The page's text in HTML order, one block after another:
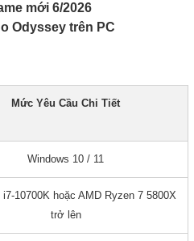
mới 6/2026
Odyssey trên PC
Mức Yêu Cầu Chi Tiết
Windows 10 / 11
i7-10700K hoặc AMD Ryzen 7 5800X
trở lên